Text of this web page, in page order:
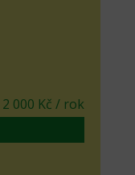
2 000 Kč / rok